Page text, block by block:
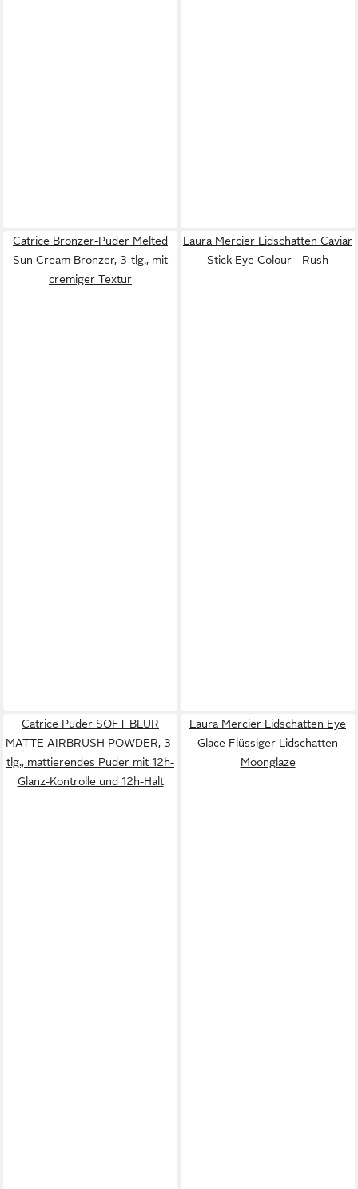
Catrice Bronzer-Puder Melted
Sun Cream Bronzer, 3-tlg., mit
cremiger Textur
Laura Mercier Lidschatten Caviar
Stick Eye Colour - Rush
Catrice Puder SOFT BLUR
MATTE AIRBRUSH POWDER, 3-
tlg., mattierendes Puder mit 12h-
Glanz-Kontrolle und 12h-Halt
Laura Mercier Lidschatten Eye
Glace Flüssiger Lidschatten
Moonglaze